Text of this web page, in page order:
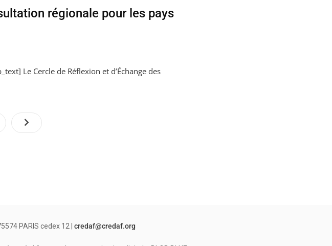
régionale pour les pays
Le Cercle de Réflexion et d’Échange des
PARIS cedex 12 | credaf@credaf.org